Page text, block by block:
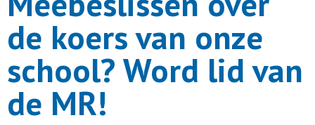
de koers van onze
school? Word lid van
de MR!